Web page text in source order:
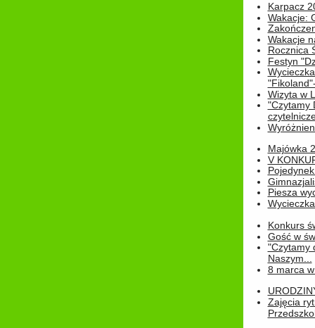
Karpacz
Wakacje:
Wakacje
Rocznica
Festyn
Wizyta w
"Czytamy
Majówka
V
Piesza
Konkurs
Gość w
"Czytamy
Naszym...
8 marca
Zajęcia